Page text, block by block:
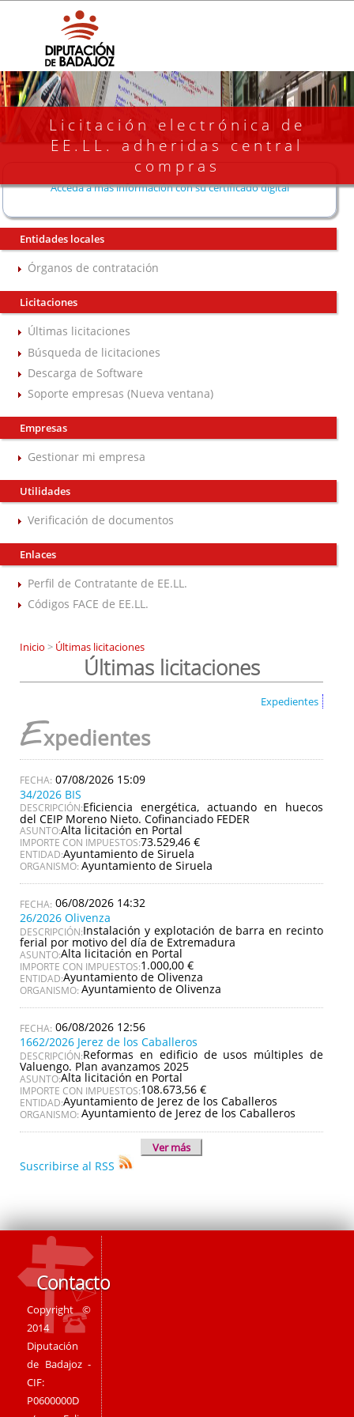
Licitación electrónica de
EE.LL. adheridas central
compras
Acceda a más información con su certificado digital
Entidades locales
Órganos de contratación
Licitaciones
Últimas licitaciones
Búsqueda de licitaciones
Descarga de Software
Soporte empresas (Nueva ventana)
Empresas
Gestionar mi empresa
Utilidades
Verificación de documentos
Enlaces
Perfil de Contratante de EE.LL.
Códigos FACE de EE.LL.
Inicio > Últimas licitaciones
Últimas licitaciones
Expedientes
Expedientes
07/08/2026 15:09
34/2026 BIS
DESCRIPCIÓN:Eficiencia energética, actuando en huecos
del CEIP Moreno Nieto. Cofinanciado FEDER
ASUNTO:Alta licitación en Portal
IMPORTE CON IMPUESTOS:73.529,46 €
ENTIDAD:Ayuntamiento de Siruela
ORGANISMO: Ayuntamiento de Siruela
06/08/2026 14:32
26/2026 Olivenza
DESCRIPCIÓN:Instalación y explotación de barra en recinto
ferial por motivo del día de Extremadura
ASUNTO:Alta licitación en Portal
IMPORTE CON IMPUESTOS:1.000,00 €
ENTIDAD:Ayuntamiento de Olivenza
ORGANISMO: Ayuntamiento de Olivenza
06/08/2026 12:56
1662/2026 Jerez de los Caballeros
DESCRIPCIÓN:Reformas en edificio de usos múltiples de
Valuengo. Plan avanzamos 2025
ASUNTO:Alta licitación en Portal
IMPORTE CON IMPUESTOS:108.673,56 €
ENTIDAD:Ayuntamiento de Jerez de los Caballeros
ORGANISMO: Ayuntamiento de Jerez de los Caballeros
Ver más
Suscribirse al RSS
Contacto
Copyright ©
2014
Diputación
de Badajoz -
CIF:
P0600000D